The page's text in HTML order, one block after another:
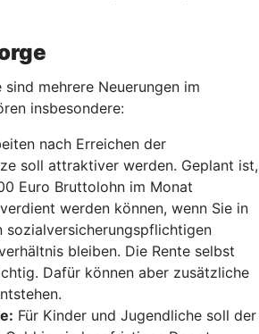
mehrere Neuerungen im
insbesondere:
nach Erreichen der
soll attraktiver werden. Geplant ist,
Euro Bruttolohn im Monat
werden können, wenn Sie in
sozialversicherungspflichtigen
bleiben. Die Rente selbst
Dafür können aber zusätzliche
: Für Kinder und Jugendliche soll der